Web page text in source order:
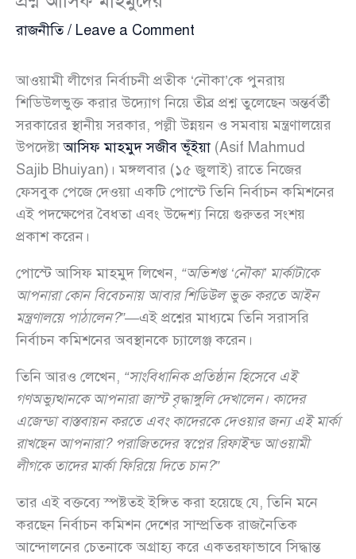
রাজনীতি/ Leave a Comment
আওয়ামী লীগের নির্বাচনী প্রতীক ‘নৌকা’কে পুনরায়
শিডিউলভুক্ত করার উদ্যোগ নিয়ে তীব্র প্রশ্ন তুলেছেন অন্তর্বর্তী
সরকারের স্থানীয় সরকার, পল্লী উন্নয়ন ও সমবায় মন্ত্রণালয়ের
উপদেষ্টাআসিফ মাহমুদ সজীব ভূঁইয়া (Asif Mahmud
Sajib Bhuiyan)। মঙ্গলবার (১৫ জুলাই) রাতে নিজের
ফেসবুক পেজে দেওয়া একটি পোস্টে তিনি নির্বাচন কমিশনের
এই পদক্ষেপের বৈধতা এবং উদ্দেশ্য নিয়ে গুরুতর সংশয়
প্রকাশ করেন।
পোস্টে আসিফ মাহমুদ লিখেন, “অভিশপ্ত ‘নৌকা’ মার্কাটাকে
আপনারা কোন বিবেচনায় আবার শিডিউল ভুক্ত করতে আইন
মন্ত্রণালয়ে পাঠালেন?”—এই প্রশ্নের মাধ্যমে তিনি সরাসরি
নির্বাচন কমিশনের অবস্থানকে চ্যালেঞ্জ করেন।
তিনি আরও লেখেন, “সাংবিধানিক প্রতিষ্ঠান হিসেবে এই
গণঅভ্যুত্থানকে আপনারা জাস্ট বৃদ্ধাঙ্গুলি দেখালেন। কাদের
এজেন্ডা বাস্তবায়ন করতে এবং কাদেরকে দেওয়ার জন্য এই মার্কা
রাখছেন আপনারা? পরাজিতদের স্বপ্নের রিফাইন্ড আওয়ামী
লীগকে তাদের মার্কা ফিরিয়ে দিতে চান?”
তার এই বক্তব্যে স্পষ্টতই ইঙ্গিত করা হয়েছে যে, তিনি মনে
করছেন নির্বাচন কমিশন দেশের সাম্প্রতিক রাজনৈতিক
আন্দোলনের চেতনাকে অগ্রাহ্য করে একতরফাভাবে সিদ্ধান্ত